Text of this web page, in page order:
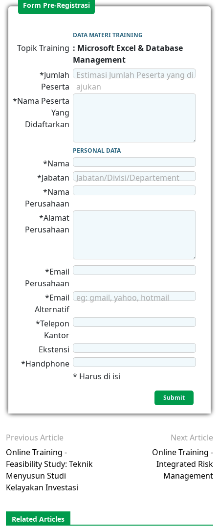
Form Pre-Registrasi
DATA MATERI TRAINING
Topik Training : Microsoft Excel & Database
Management
*Jumlah
Peserta
Estimasi Jumlah Peserta yang di
ajukan
*Nama Peserta
Yang
Didaftarkan
PERSONAL DATA
*Nama
*Jabatan
Jabatan/Divisi/Departement
*Nama
Perusahaan
*Alamat
Perusahaan
*Email
Perusahaan
*Email
Alternatif
eg: gmail, yahoo, hotmail
*Telepon
Kantor
Ekstensi
*Handphone
* Harus di isi
Previous Article
Online Training -
Feasibility Study: Teknik
Menyusun Studi
Kelayakan Investasi
Next Article
Online Training -
Integrated Risk
Management
Related Articles